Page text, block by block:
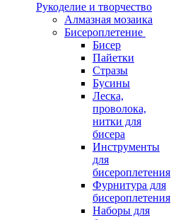
Рукоделие и творчество
Алмазная мозаика
Бисероплетение
Бисер
Пайетки
Стразы
Бусины
Леска,
проволока,
нитки для
бисера
Инструменты
для
бисероплетения
Фурнитура для
бисероплетения
Наборы для